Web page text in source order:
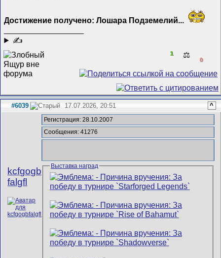
Достижение получено: Лошара Подземелий...
✍
1 ⚖️
0
#6039 17.07.2026, 20:51 ^
kcfgogb
falgfl
Регистрация: 28.10.2007
Сообщения: 41276
Выставка наград